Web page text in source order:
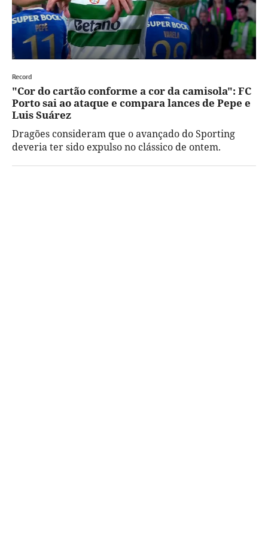
Record
"Cor do cartão conforme a cor da camisola": FC
Porto sai ao ataque e compara lances de Pepe e
Luis Suárez
Dragões consideram que o avançado do Sporting
deveria ter sido expulso no clássico de ontem.